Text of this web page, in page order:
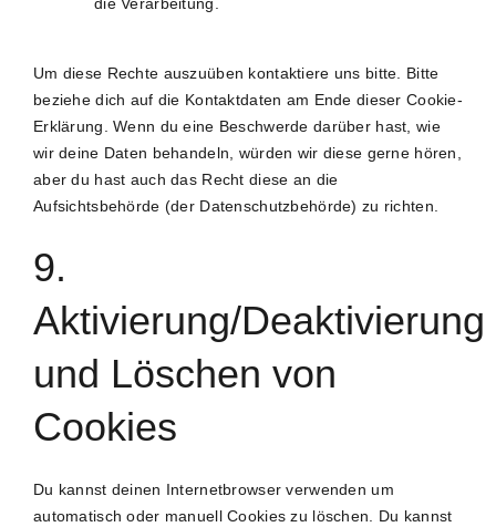
die Verarbeitung.
Um diese Rechte auszuüben kontaktiere uns bitte. Bitte
beziehe dich auf die Kontaktdaten am Ende dieser Cookie-
Erklärung. Wenn du eine Beschwerde darüber hast, wie
wir deine Daten behandeln, würden wir diese gerne hören,
aber du hast auch das Recht diese an die
Aufsichtsbehörde (der Datenschutzbehörde) zu richten.
9.
Aktivierung/Deaktivierung
und Löschen von
Cookies
Du kannst deinen Internetbrowser verwenden um
automatisch oder manuell Cookies zu löschen. Du kannst